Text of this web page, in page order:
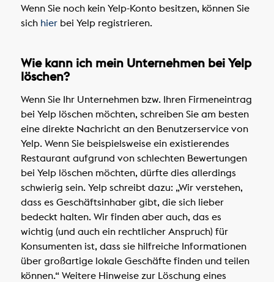
Wenn Sie noch kein Yelp-Konto besitzen, können Sie
sich hierbei Yelp registrieren.
Wie kann ich mein Unternehmen bei Yelp
löschen?
Wenn Sie Ihr Unternehmen bzw. Ihren Firmeneintrag
bei Yelp löschen möchten, schreiben Sie am besten
eine direkte Nachricht an den Benutzerservice von
Yelp. Wenn Sie beispielsweise ein existierendes
Restaurant aufgrund von schlechten Bewertungen
bei Yelp löschen möchten, dürfte dies allerdings
schwierig sein. Yelp schreibt dazu: „Wir verstehen,
dass es Geschäftsinhaber gibt, die sich lieber
bedeckt halten. Wir finden aber auch, das es
wichtig (und auch ein rechtlicher Anspruch) für
Konsumenten ist, dass sie hilfreiche Informationen
über großartige lokale Geschäfte finden und teilen
können.“ Weitere Hinweise zur Löschung eines